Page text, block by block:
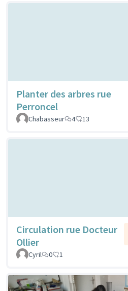
Planter des arbres rue
Perroncel
Chabasseur
4 13
Circulation rue Docteur
Ollier
Cyril
0 1